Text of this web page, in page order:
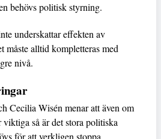
behövs politisk styrning.
underskattar effekten av
måste alltid kompletteras med
nivå.
Cecilia Wisén menar att även om
så är det stora politiska
för att verkligen stoppa